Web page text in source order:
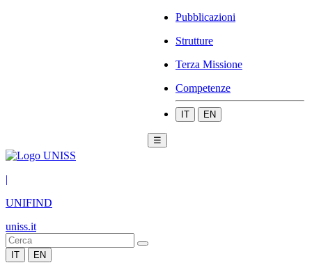
Pubblicazioni
Strutture
Terza Missione
Competenze
IT EN
☰
|
UNIFIND
uniss.it
IT EN